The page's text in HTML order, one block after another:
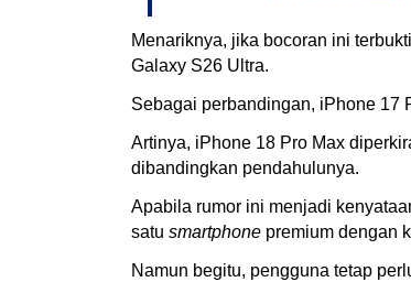
Menariknya, jika bocoran ini
Galaxy S26 Ultra.
Sebagai perbandingan, iPhone 17
Artinya, iPhone 18 Pro Max
dibandingkan pendahulunya.
Apabila rumor ini menjadi
satu smartphone premium dengan
Namun begitu, pengguna tetap